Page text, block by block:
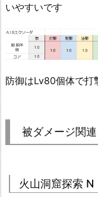
いやすいです
防御はLv80個体で
被ダメージ関連
火山洞窟探索 N